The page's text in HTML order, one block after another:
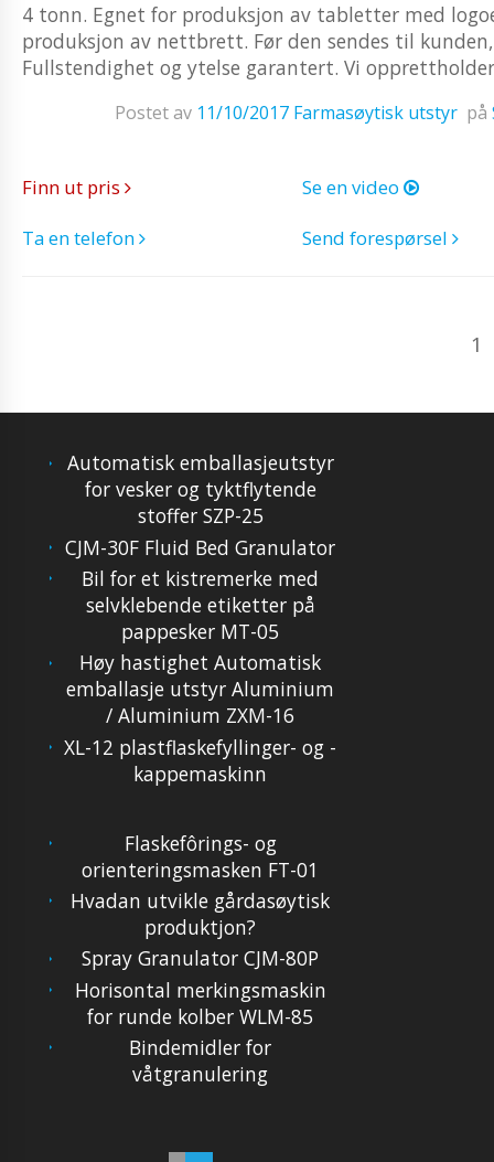
4 tonn. Egnet for produksjon av tabletter med
produksjon av nettbrett. Før den sendes til
Fullstendighet og ytelse garantert. Vi
Postet av 11/10/2017 Farmasøytisk utstyr på
Finn ut pris
Se en video
Ta en telefon
Send forespørsel
1
Automatisk emballasjeutstyr
for vesker og tyktflytende
stoffer SZP-25
CJM-30F Fluid Bed Granulator
Bil for et kistremerke med
selvklebende etiketter på
pappesker MT-05
Høy hastighet Automatisk
emballasje utstyr Aluminium
/ Aluminium ZXM-16
XL-12 plastflaskefyllinger- og -
kappemaskinn
Flaskefôrings- og
orienteringsmasken FT-01
Hvadan utvikle gårdasøytisk
produktjon?
Spray Granulator CJM-80P
Horisontal merkingsmaskin
for runde kolber WLM-85
Bindemidler for
våtgranulering